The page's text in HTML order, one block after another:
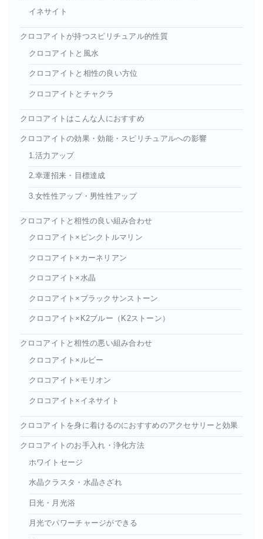
イネサイト
クロコアイトが持つスピリチュアル的性質
クロコアイトと風水
クロコアイトと相性の良い方位
クロコアイトとチャクラ
クロコアイトはこんな人におすすめ
クロコアイトの効果・効能・スピリチュアルへの影響
1.活力アップ
2.幸運招来・目標達成
3.女性性アップ・男性性アップ
クロコアイトと相性の良い組み合わせ
クロコアイト×ピンクトルマリン
クロコアイト×カーネリアン
クロコアイト×水晶
クロコアイト×ブラックサンストーン
クロコアイト×K2ブルー（K2ストーン）
クロコアイトと相性の悪い組み合わせ
クロコアイト×ルビー
クロコアイト×モリオン
クロコアイト×イネサイト
クロコアイトを身に着けるのにおすすめのアクセサリーと効果
クロコアイトのお手入れ・浄化方法
ホワイトセージ
水晶クラスタ・水晶さざれ
日光・月光浴
月光でパワーチャージができる